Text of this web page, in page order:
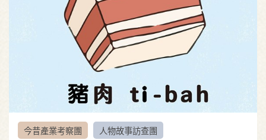
今昔產業考察團 人物故事訪查團